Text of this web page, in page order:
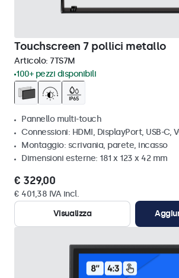
Touchscreen 7 pollici metallo
Articolo: 7TS7M
100+ pezzi disponibili
Pannello multi-touch
Connessioni: HDMI, DisplayPort, USB-C,
Montaggio: scrivania, parete, incasso
Dimensioni esterne: 181 x 123 x 42 mm
€ 329,00
€ 401,38 IVA incl.
Visualizza